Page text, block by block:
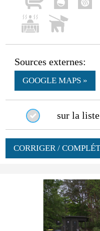
Sources externes:
GOOGLE MAPS »
sur la
CORRIGER /